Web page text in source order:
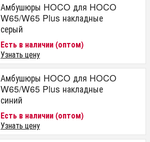
Амбушюры HOCO для HOCO
W65/W65 Plus накладные
серый
Есть в наличии (оптом)
Узнать цену
Амбушюры HOCO для HOCO
W65/W65 Plus накладные
синий
Есть в наличии (оптом)
Узнать цену